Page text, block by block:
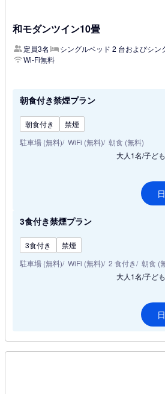
和モダンツイン10畳
定員3名
シングルベッド 2 台およびシン
Wi-Fi無料
朝食付き禁煙プラン
朝食付き
禁煙
駐車場 (無料) WiFi (無料) 朝食 (無料)
大人1名/子ど
3食付き禁煙プラン
3食付き
禁煙
駐車場 (無料) WiFi (無料) 2 食付き
朝食 (
大人1名/子ど